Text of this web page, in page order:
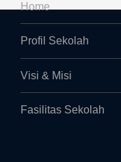
Home
Profil Sekolah
Visi & Misi
Fasilitas Sekolah